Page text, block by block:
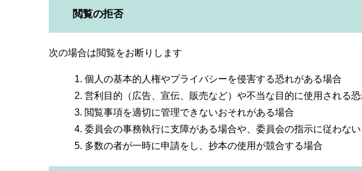
閲覧の拒否
次の場合は閲覧をお断りします
個人の基本的人権やプライバシーを侵害する恐れがある場合
営利目的（広告、宣伝、販売など）や不当な目的に使用される
閲覧事項を適切に管理できないおそれがある場合
委員会の事務執行に支障がある場合や、委員会の指示に従わない
多数の者が一時に申請をし、抄本の使用が競合する場合